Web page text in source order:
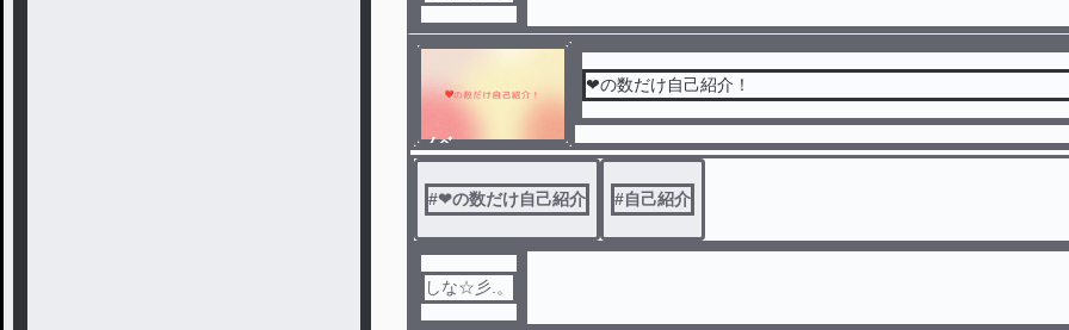
ノベ
ル
❤の数だけ自己紹介！
#❤の数だけ自己紹介 #自己紹介
しな☆彡.。